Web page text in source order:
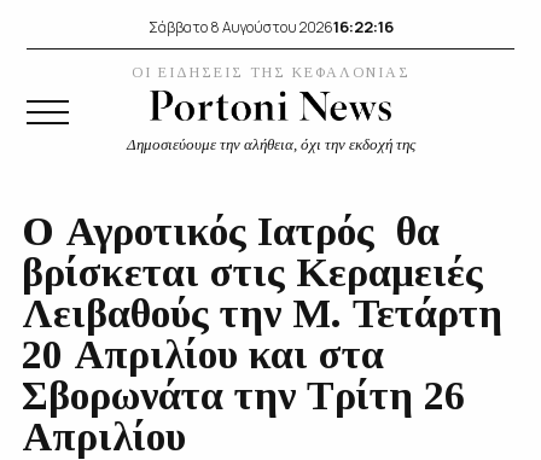
Σάββατο 8 Αυγούστου 202616:22:17
ΟΙ ΕΙΔΗΣΕΙΣ ΤΗΣ ΚΕΦΑΛΟΝΙΑΣ
Δημοσιεύουμε την αλήθεια, όχι την εκδοχή της
O Αγροτικός Ιατρός θα
βρίσκεται στις Κεραμειές
Λειβαθούς την Μ. Τετάρτη
20 Απριλίου και στα
Σβορωνάτα την Τρίτη 26
Απριλίου